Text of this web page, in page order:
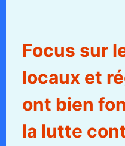
Focus sur
locaux et
ont bien
la lutte